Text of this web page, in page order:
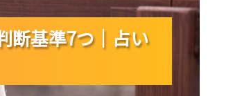
断基準7つ｜占い
断基準7つ｜占い
断基準7つ｜占い